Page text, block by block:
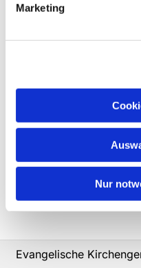
Marketing
Nur
Evangelische